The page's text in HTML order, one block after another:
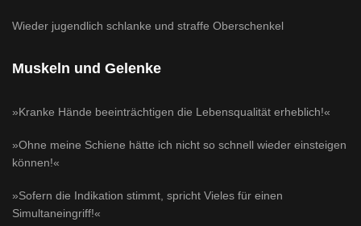
Wieder jugendlich schlanke und straffe Oberschenkel
Muskeln und Gelenke
»Kranke Hände beeinträchtigen die Lebensqualität erheblich!«
»Ohne meine Schiene hätte ich nicht so schnell wieder einsteigen
können!«
»Sofern die Indikation stimmt, spricht Vieles für einen
Simultaneingriff!«